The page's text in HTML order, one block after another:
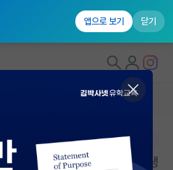
앱으로 보기 닫기
다.
수대학원(야간 2년제) 신입생